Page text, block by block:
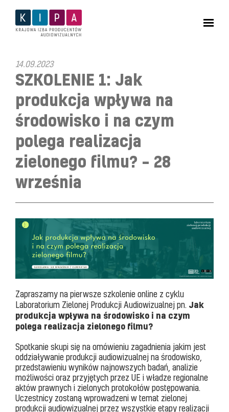
14.09.2023
SZKOLENIE 1: Jak
produkcja wpływa na
środowisko i na czym
polega realizacja
zielonego filmu? – 28
września
Zapraszamy na pierwsze szkolenie online z cyklu
Laboratorium Zielonej Produkcji Audiowizualnej pn. Jak
produkcja wpływa na środowisko i na czym
polega realizacja zielonego filmu?
Spotkanie skupi się na omówieniu zagadnienia jakim jest
oddziaływanie produkcji audiowizualnej na środowisko,
przedstawieniu wyników najnowszych badań, analizie
możliwości oraz przyjętych przez UE i władze regionalne
aktów prawnych i zielonych protokołów postępowania.
Uczestnicy zostaną wprowadzeni w temat zielonej
produkcji audiowizualnej przez wszystkie etapy realizacji